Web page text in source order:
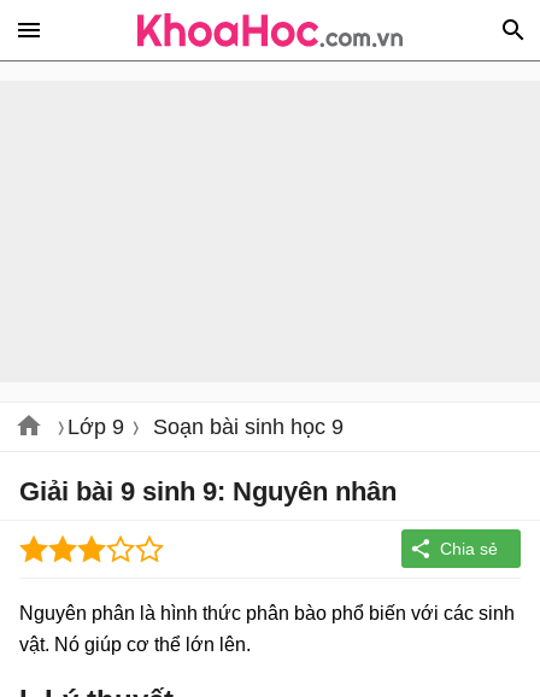
Lớp 9 Soạn bài sinh học 9
Giải bài 9 sinh 9: Nguyên nhân
Nguyên phân là hình thức phân bào phổ biến với các sinh
vật. Nó giúp cơ thể lớn lên.